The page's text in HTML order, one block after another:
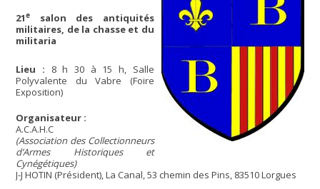
21e
salon des antiquités
militaires, de la chasse et du
militaria
Lieu : 8 h 30 à 15 h, Salle
Polyvalente du Vabre (Foire
Exposition)
Organisateur :
A.C.A.H.C
(Association des Collectionneurs
d’Armes Historiques et
Cynégétiques)
J-J HOTIN (Président), La Canal, 53 chemin des Pins, 83510 Lorgues